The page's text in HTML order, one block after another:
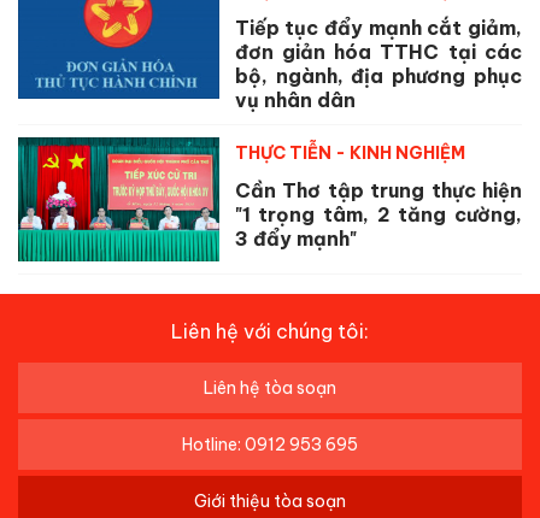
Tiếp tục đẩy mạnh cắt giảm,
đơn giản hóa TTHC tại các
bộ, ngành, địa phương phục
vụ nhân dân
THỰC TIỄN - KINH NGHIỆM
Cần Thơ tập trung thực hiện
"1 trọng tâm, 2 tăng cường,
3 đẩy mạnh"
Liên hệ với chúng tôi:
Liên hệ tòa soạn
Hotline: 0912 953 695
Giới thiệu tòa soạn